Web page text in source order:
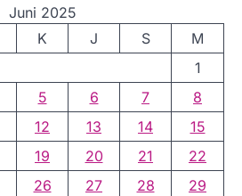
Juni 2025
K J S
M
1
5 6 7
8
12 13 14
15
19 20 21
22
26 27 28
29